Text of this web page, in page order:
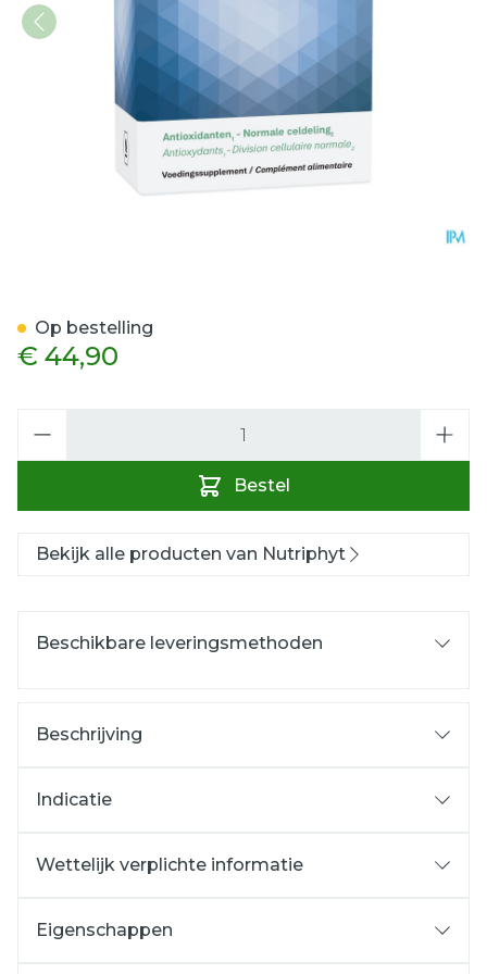
€ 44,90
Bestel
Op bestelling
Bekijk alle producten van Nutriphyt
Beschikbare leveringsmethoden
Beschrijving
Indicatie
Wettelijk verplichte informatie
Eigenschappen